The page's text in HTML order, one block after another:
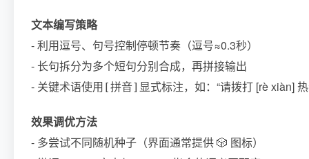
文本编写策略
- 利用逗号、句号控制停顿节奏（逗号≈0.3秒）
- 长句拆分为多个短句分别合成，再拼接输出
- 关键术语使用 [拼音] 显式标注，如：“请拨打 [rè xiàn]
效果调优方法
- 多尝试不同随机种子（界面通常提供 🎲 图标）